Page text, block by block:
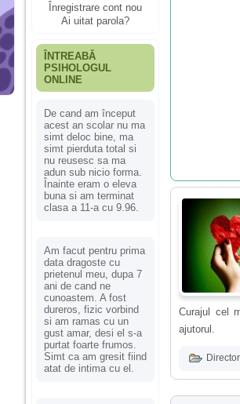
Înregistrare cont nou
Ai uitat parola?
ÎNTREABĂ
PSIHOLOGUL
ONLINE
De cand am început
acest an scolar nu ma
simt deloc bine, ma
simt pierduta total si
nu reusesc sa ma
adun sub nicio forma.
Înainte eram o eleva
buna si am terminat
clasa a 11-a cu 9.96.
Am facut pentru prima
data dragoste cu
prietenul meu, dupa 7
ani de cand ne
cunoastem. A fost
dureros, fizic vorbind
si am ramas cu un
gust amar, desi el s-a
purtat foarte frumos.
Simt ca am gresit fiind
atat de intima cu el.
Curajul cel
ajutorul.